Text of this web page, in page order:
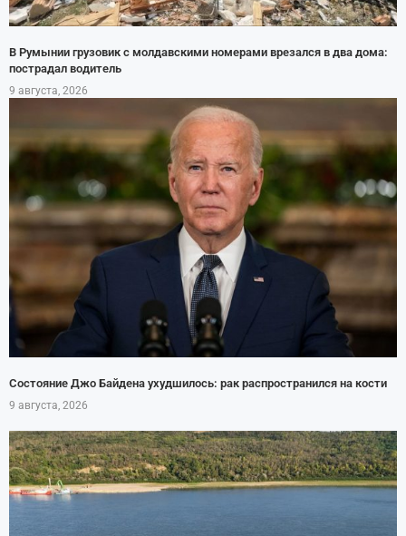
В Румынии грузовик с молдавскими номерами врезался в два дома:
пострадал водитель
9 августа, 2026
Состояние Джо Байдена ухудшилось: рак распространился на кости
9 августа, 2026